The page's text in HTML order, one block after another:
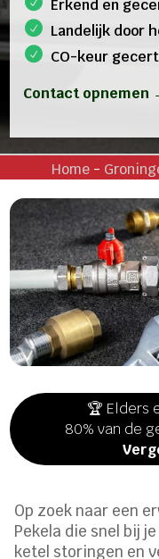
Erkend en
Landelijk door
CO-keur
Contact opnemen
Home -
🏆 Elders
80% van de
Op zoek naar een
Pekela die snel bij
ketel storingen en